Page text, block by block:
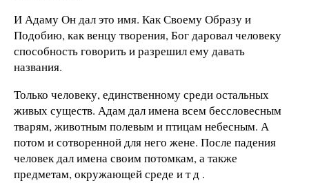
И Адаму Он дал это имя. Как Своему Образу и
Подобию, как венцу творения, Бог даровал человеку
способность говорить и разрешил ему давать
названия.
Только человеку, единственному среди остальных
живых существ. Адам дал имена всем бессловесным
тварям, животным полевым и птицам небесным. А
потом и сотворенной для него жене. После падения
человек дал имена своим потомкам, а также
предметам, окружающей среде и т д .